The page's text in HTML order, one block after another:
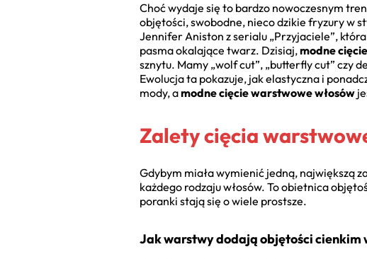
Choć wydaje się to bardzo nowoczesnym
objętości, swobodne, nieco dzikie fryzury w
Jennifer Aniston z serialu „Przyjaciele”,
pasma okalające twarz. Dzisiaj,modne
sznytu. Mamy „wolf cut”, „butterfly cut” czy
Ewolucja ta pokazuje, jak elastyczna i
mody, amodne cięcie warstwowe włosów
Zalety cięcia
Gdybym miała wymienić jedną, największą
każdego rodzaju włosów. To obietnica
poranki stają się o wiele prostsze.
Jak warstwy dodają objętości cienkim